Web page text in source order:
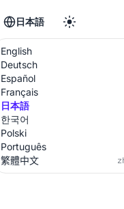
日本語
English
Deutsch
Español
Français
日本語
한국어
Polski
Português
繁體中文